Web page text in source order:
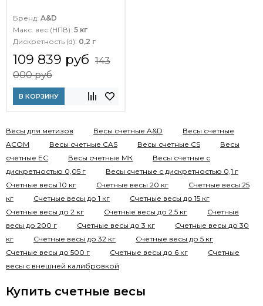
Бренд: A&D
Макс. вес (НПВ): 5 кг
Дискретность (d): 0,2 г
109 839 руб 143
000 руб
В КОРЗИНУ
Весы для метизов Весы счетные A&D
Весы счетные
ACOM
Весы счетные CAS Весы счетные CS
Весы
счетные EC
Весы счетные МК
Весы счетные с
дискретностью 0,05 г
Весы счетные с дискретностью 0,1 г
Счетные весы 10 кг
Счетные весы 20 кг
Счетные весы 25
кг
Счетные весы до 1 кг
Счетные весы до 15 кг
Счетные весы до 2 кг
Счетные весы до 2.5 кг
Счетные
весы до 200 г
Счетные весы до 3 кг
Счетные весы до 30
кг
Счетные весы до 32 кг
Счетные весы до 5 кг
Счетные весы до 500 г
Счетные весы до 6 кг
Счетные
весы с внешней калибровкой
Купить счетные весы